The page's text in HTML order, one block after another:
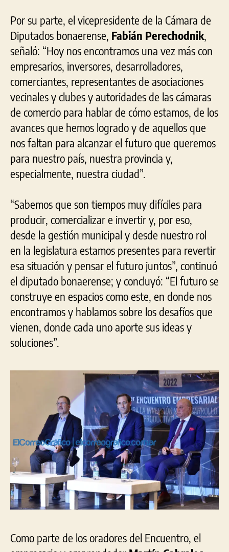
Por su parte, el vicepresidente de la Cámara de
Diputados bonaerense, Fabián Perechodnik,
señaló: “Hoy nos encontramos una vez más con
empresarios, inversores, desarrolladores,
comerciantes, representantes de asociaciones
vecinales y clubes y autoridades de las cámaras
de comercio para hablar de cómo estamos, de los
avances que hemos logrado y de aquellos que
nos faltan para alcanzar el futuro que queremos
para nuestro país, nuestra provincia y,
especialmente, nuestra ciudad”.
“Sabemos que son tiempos muy difíciles para
producir, comercializar e invertir y, por eso,
desde la gestión municipal y desde nuestro rol
en la legislatura estamos presentes para revertir
esa situación y pensar el futuro juntos”, continuó
el diputado bonaerense; y concluyó: “El futuro se
construye en espacios como este, en donde nos
encontramos y hablamos sobre los desafíos que
vienen, donde cada uno aporte sus ideas y
soluciones”.
Como parte de los oradores del Encuentro, el